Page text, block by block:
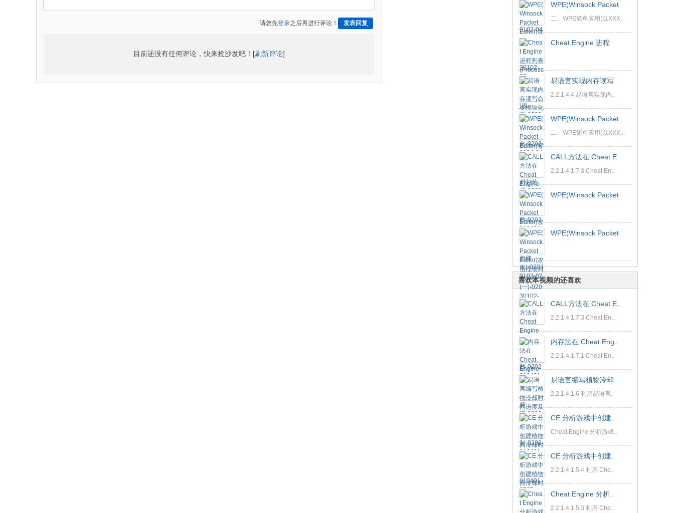
请您先登录之后再进行评论！ 发表回复
目前还没有任何评论，快来抢沙发吧！[刷新评论]
WPE(Winsock Packet
二、WPE简单应用(以XXX..
Cheat Engine 进程
易语言实现内存读写
2.2.1.4.4 易语言实现内..
WPE(Winsock Packet
二、WPE简单应用(以XXX..
CALL方法在 Cheat E
2.2.1.4.1.7.3 Cheat En..
WPE(Winsock Packet
WPE(Winsock Packet
喜欢本视频的还喜欢
CALL方法在 Cheat E..
2.2.1.4.1.7.3 Cheat En..
内存法在 Cheat Eng..
2.2.1.4.1.7.1 Cheat En..
易语言编写植物冷却..
2.2.1.4.1.6 利用易语言..
CE 分析游戏中创建..
Cheat Engine 分析游戏..
CE 分析游戏中创建..
2.2.1.4.1.5.4 利用 Che..
Cheat Engine 分析..
2.2.1.4.1.5.3 利用 Che..